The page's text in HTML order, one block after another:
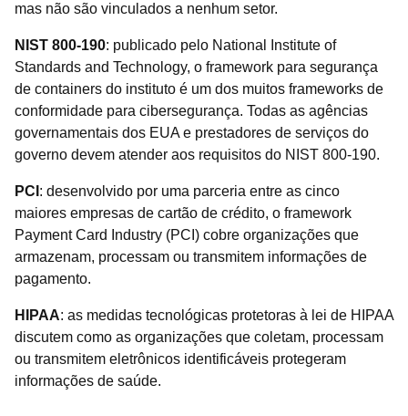
mas não são vinculados a nenhum setor.
NIST 800-190: publicado pelo National Institute of
Standards and Technology, o framework para segurança
de containers do instituto é um dos muitos frameworks de
conformidade para cibersegurança. Todas as agências
governamentais dos EUA e prestadores de serviços do
governo devem atender aos requisitos do NIST 800-190.
PCI : desenvolvido por uma parceria entre as cinco
maiores empresas de cartão de crédito, o framework
Payment Card Industry (PCI) cobre organizações que
armazenam, processam ou transmitem informações de
pagamento.
HIPAA: as medidas tecnológicas protetoras à lei de HIPAA
discutem como as organizações que coletam, processam
ou transmitem eletrônicos identificáveis protegeram
informações de saúde.